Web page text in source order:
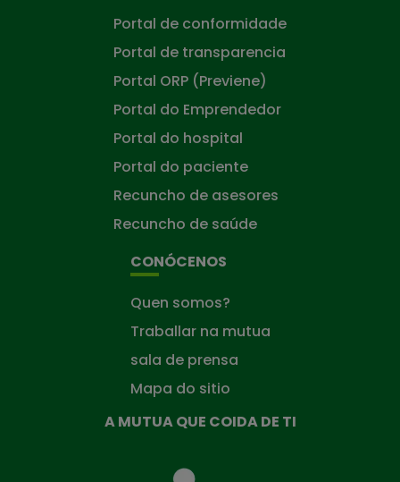
Portal de conformidade
Portal de transparencia
Portal ORP (Previene)
Portal do Emprendedor
Portal do hospital
Portal do paciente
Recuncho de asesores
Recuncho de saúde
CONÓCENOS
Quen somos?
Traballar na mutua
sala de prensa
Mapa do sitio
A MUTUA QUE COIDA DE TI
Mutua